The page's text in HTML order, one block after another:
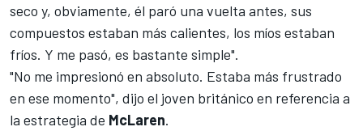
seco y, obviamente, él paró una vuelta antes, sus
compuestos estaban más calientes, los míos estaban
fríos. Y me pasó, es bastante simple".
"No me impresionó en absoluto. Estaba más frustrado
en ese momento", dijo el joven británico en referencia a
la estrategia de McLaren.